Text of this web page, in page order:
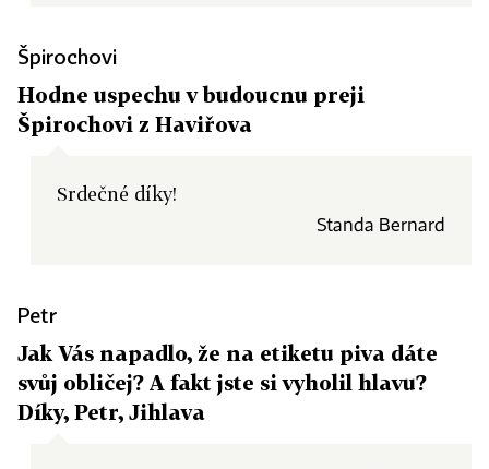
Špirochovi
Hodne uspechu v budoucnu preji
Špirochovi z Haviřova
Srdečné díky!
Standa Bernard
Petr
Jak Vás napadlo, že na etiketu piva dáte
svůj obličej? A fakt jste si vyholil hlavu?
Díky, Petr, Jihlava